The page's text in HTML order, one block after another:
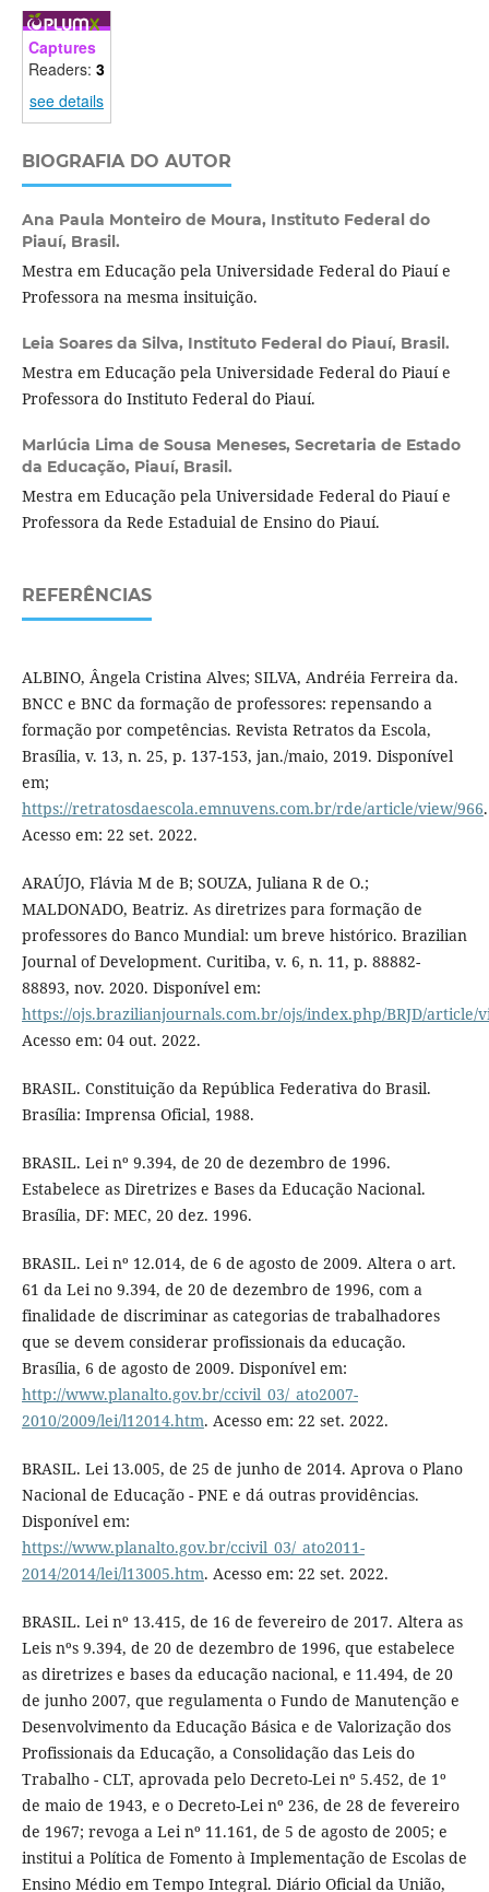
Captures
Readers: 3
see details
BIOGRAFIA DO AUTOR
Ana Paula Monteiro de Moura, Instituto Federal do
Piauí, Brasil.
Mestra em Educação pela Universidade Federal do Piauí e
Professora na mesma insituição.
Leia Soares da Silva, Instituto Federal do Piauí, Brasil.
Mestra em Educação pela Universidade Federal do Piauí e
Professora do Instituto Federal do Piauí.
Marlúcia Lima de Sousa Meneses, Secretaria de Estado
da Educação, Piauí, Brasil.
Mestra em Educação pela Universidade Federal do Piauí e
Professora da Rede Estaduial de Ensino do Piauí.
REFERÊNCIAS
ALBINO, Ângela Cristina Alves; SILVA, Andréia Ferreira da.
BNCC e BNC da formação de professores: repensando a
formação por competências. Revista Retratos da Escola,
Brasília, v. 13, n. 25, p. 137-153, jan./maio, 2019. Disponível
em;
https://retratosdaescola.emnuvens.com.br/rde/article/view/966.
Acesso em: 22 set. 2022.
ARAÚJO, Flávia M de B; SOUZA, Juliana R de O.;
MALDONADO, Beatriz. As diretrizes para formação de
professores do Banco Mundial: um breve histórico. Brazilian
Journal of Development. Curitiba, v. 6, n. 11, p. 88882-
88893, nov. 2020. Disponível em:
https://ojs.brazilianjournals.com.br/ojs/index.php/BRJD/article/
Acesso em: 04 out. 2022.
BRASIL. Constituição da República Federativa do Brasil.
Brasília: Imprensa Oficial, 1988.
BRASIL. Lei nº 9.394, de 20 de dezembro de 1996.
Estabelece as Diretrizes e Bases da Educação Nacional.
Brasília, DF: MEC, 20 dez. 1996.
BRASIL. Lei nº 12.014, de 6 de agosto de 2009. Altera o art.
61 da Lei no 9.394, de 20 de dezembro de 1996, com a
finalidade de discriminar as categorias de trabalhadores
que se devem considerar profissionais da educação.
Brasília, 6 de agosto de 2009. Disponível em:
http://www.planalto.gov.br/ccivil_03/_ato2007-
2010/2009/lei/l12014.htm. Acesso em: 22 set. 2022.
BRASIL. Lei 13.005, de 25 de junho de 2014. Aprova o Plano
Nacional de Educação - PNE e dá outras providências.
Disponível em:
https://www.planalto.gov.br/ccivil_03/_ato2011-
2014/2014/lei/l13005.htm. Acesso em: 22 set. 2022.
BRASIL. Lei nº 13.415, de 16 de fevereiro de 2017. Altera as
Leis nºs 9.394, de 20 de dezembro de 1996, que estabelece
as diretrizes e bases da educação nacional, e 11.494, de 20
de junho 2007, que regulamenta o Fundo de Manutenção e
Desenvolvimento da Educação Básica e de Valorização dos
Profissionais da Educação, a Consolidação das Leis do
Trabalho - CLT, aprovada pelo Decreto-Lei nº 5.452, de 1º
de maio de 1943, e o Decreto-Lei nº 236, de 28 de fevereiro
de 1967; revoga a Lei nº 11.161, de 5 de agosto de 2005; e
institui a Política de Fomento à Implementação de Escolas de
Ensino Médio em Tempo Integral. Diário Oficial da União,